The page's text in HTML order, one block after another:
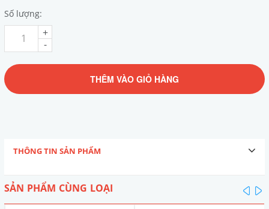
Số lượng:
-
+
THÊM VÀO GIỎ HÀNG
THÔNG TIN SẢN PHẨM
SẢN PHẨM CÙNG LOẠI